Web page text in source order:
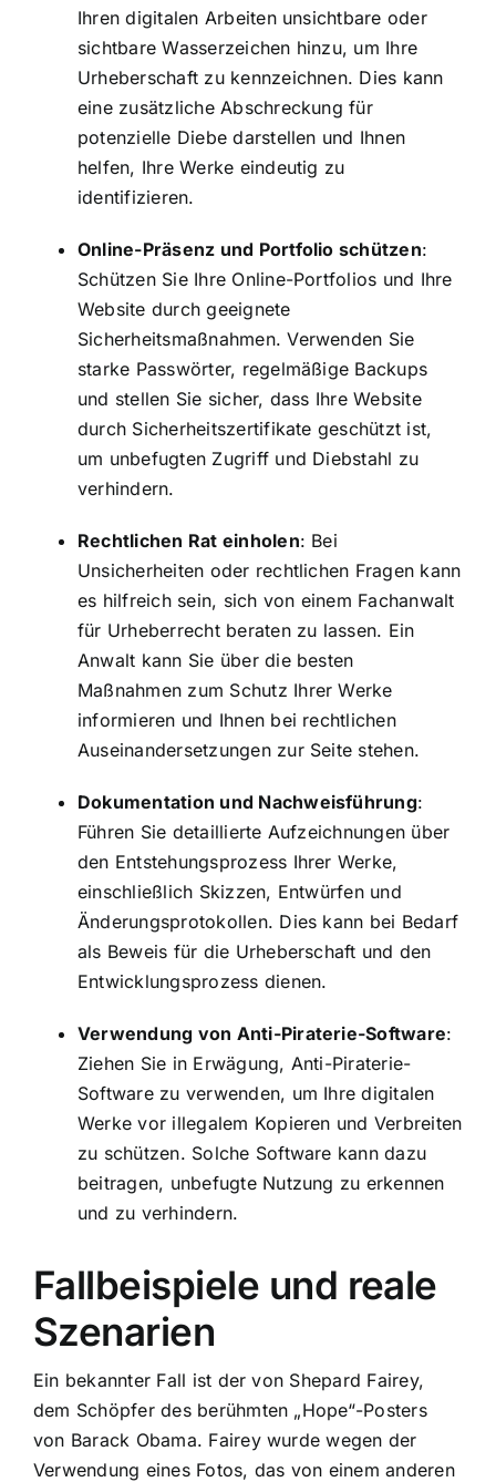
Ihren digitalen Arbeiten unsichtbare oder
sichtbare Wasserzeichen hinzu, um Ihre
Urheberschaft zu kennzeichnen. Dies kann
eine zusätzliche Abschreckung für
potenzielle Diebe darstellen und Ihnen
helfen, Ihre Werke eindeutig zu
identifizieren.
Online-Präsenz und Portfolio schützen:
Schützen Sie Ihre Online-Portfolios und Ihre
Website durch geeignete
Sicherheitsmaßnahmen. Verwenden Sie
starke Passwörter, regelmäßige Backups
und stellen Sie sicher, dass Ihre Website
durch Sicherheitszertifikate geschützt ist,
um unbefugten Zugriff und Diebstahl zu
verhindern.
Rechtlichen Rat einholen: Bei
Unsicherheiten oder rechtlichen Fragen kann
es hilfreich sein, sich von einem Fachanwalt
für Urheberrecht beraten zu lassen. Ein
Anwalt kann Sie über die besten
Maßnahmen zum Schutz Ihrer Werke
informieren und Ihnen bei rechtlichen
Auseinandersetzungen zur Seite stehen.
Dokumentation und Nachweisführung:
Führen Sie detaillierte Aufzeichnungen über
den Entstehungsprozess Ihrer Werke,
einschließlich Skizzen, Entwürfen und
Änderungsprotokollen. Dies kann bei Bedarf
als Beweis für die Urheberschaft und den
Entwicklungsprozess dienen.
Verwendung von Anti-Piraterie-Software:
Ziehen Sie in Erwägung, Anti-Piraterie-
Software zu verwenden, um Ihre digitalen
Werke vor illegalem Kopieren und Verbreiten
zu schützen. Solche Software kann dazu
beitragen, unbefugte Nutzung zu erkennen
und zu verhindern.
Fallbeispiele und reale
Szenarien
Ein bekannter Fall ist der von Shepard Fairey,
dem Schöpfer des berühmten „Hope“-Posters
von Barack Obama. Fairey wurde wegen der
Verwendung eines Fotos, das von einem anderen